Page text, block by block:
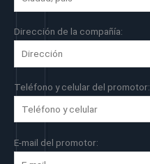
Dirección de la compañía:
Teléfono y celular del promotor:
E-mail del promotor: